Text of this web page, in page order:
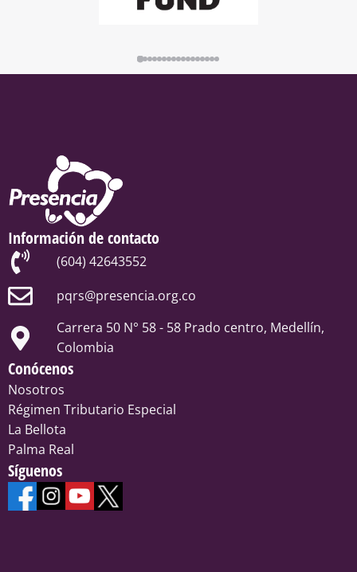
Información de contacto
(604) 42643552
pqrs@presencia.org.co
Carrera 50 N° 58 - 58 Prado centro, Medellín,
Colombia
Conócenos
Nosotros
Régimen Tributario Especial
La Bellota
Palma Real
Síguenos